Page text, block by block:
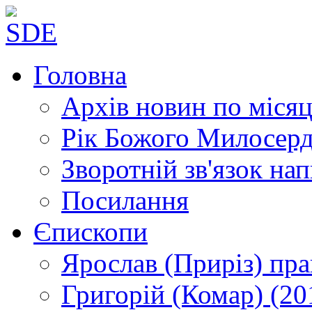
Головна
Архів новин по
Рік Божого
Зворотній зв'язок
Посилання
Єпископи
Ярослав (Приріз)
Григорій (Комар)